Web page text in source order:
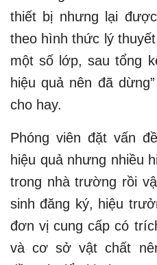
thiết bị nhưng lại
theo hình thức lý
một số lớp, sau tổng
hiệu quả nên đã
cho hay.
Phóng viên đặt vấn
hiệu quả nhưng nhiều
trong nhà trường rồi
sinh đăng ký, hiệu
đơn vị cung cấp có
và cơ sở vật chất